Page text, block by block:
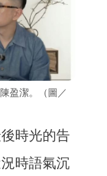
盈潔。（圖／
時光的告
時語氣沉